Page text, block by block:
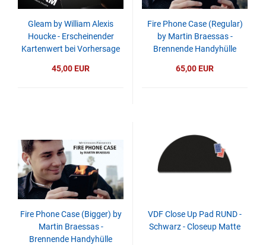
Gleam by William Alexis
Houcke - Erscheinender
Kartenwert bei Vorhersage
45,00 EUR
Fire Phone Case (Regular)
by Martin Braessas -
Brennende Handyhülle
65,00 EUR
Fire Phone Case (Bigger) by
Martin Braessas -
Brennende Handyhülle
VDF Close Up Pad RUND -
Schwarz - Closeup Matte